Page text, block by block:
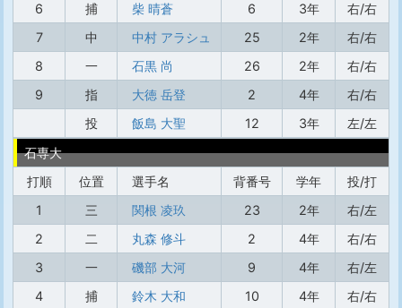
6
捕 柴 晴蒼 6 3年
右/右
7
中 中村 アラシュ 25 2年
右/右
8
一 石黒 尚 26 2年
右/右
9
指 大徳 岳登 2 4年
右/右
投
飯島 大聖 12 3年
左/左
石専大
打順
位置 選手名 背番号 学年
投/打
1
三 関根 凌玖 23 2年
右/左
2
二 丸森 修斗 2 4年
右/右
3
一 磯部 大河 9 4年
右/左
4
捕 鈴木 大和 10 4年
右/右